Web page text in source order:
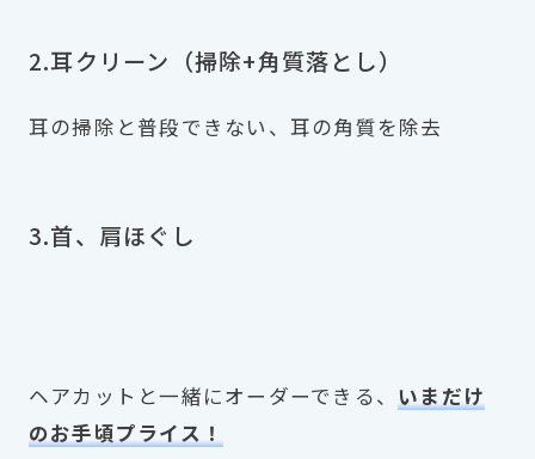
2.耳クリーン（掃除+角質落とし）
耳の掃除と普段できない、耳の角質を除去
3.首、肩ほぐし
ヘアカットと一緒にオーダーできる、 いまだけ
のお手頃プライス！